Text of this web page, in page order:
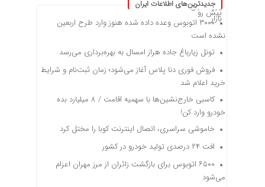
جدیدترین‌های اطلاعات ایران
۳۰۰۰ اتوبوس وعده داده شده هنوز وارد طرح اربعین
نشده است
تونل زیارباغ جاده هراز امسال به بهره‌برداری می‌رسد
فروش فوری دنا پلاس آغاز می‌شود؛ زمان ثبت‌نام و شرایط
خرید اعلام شد
کاسبی خارج‌نشین‌ها با سهمیه اقامت / ۸ میلیارد بده
خودرو وارد کن!
خاموشی سراسری، اتصال اینترنت کوبا را مختل کرد
افت ۲۴ درصدی تولید خودرو در کشور
۶۵۰۰ اتوبوس برای بازگشت زائران از مرز مهران اعزام
می‌شود